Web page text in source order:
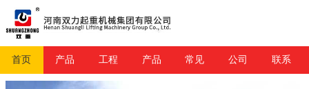
首页 产品 工程 产品 常见 公司 联系